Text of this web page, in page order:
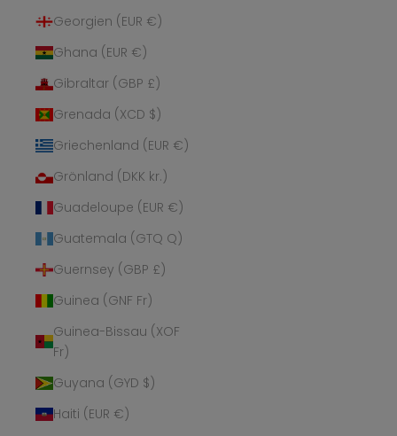
Georgien (EUR €)
Ghana (EUR €)
Gibraltar (GBP £)
Grenada (XCD $)
Griechenland (EUR €)
Grönland (DKK kr.)
Guadeloupe (EUR €)
Guatemala (GTQ Q)
Guernsey (GBP £)
Guinea (GNF Fr)
Guinea-Bissau (XOF
Fr)
Guyana (GYD $)
Haiti (EUR €)